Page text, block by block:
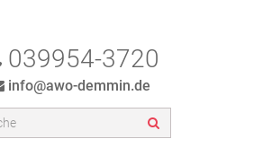
039954-3720
info@awo-demmin.de